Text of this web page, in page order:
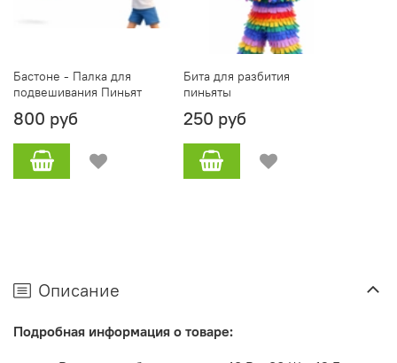
Бастоне - Палка для
подвешивания Пиньят
800 руб
Бита для разбития
пиньяты
250 руб
Описание
Подробная информация о товаре: